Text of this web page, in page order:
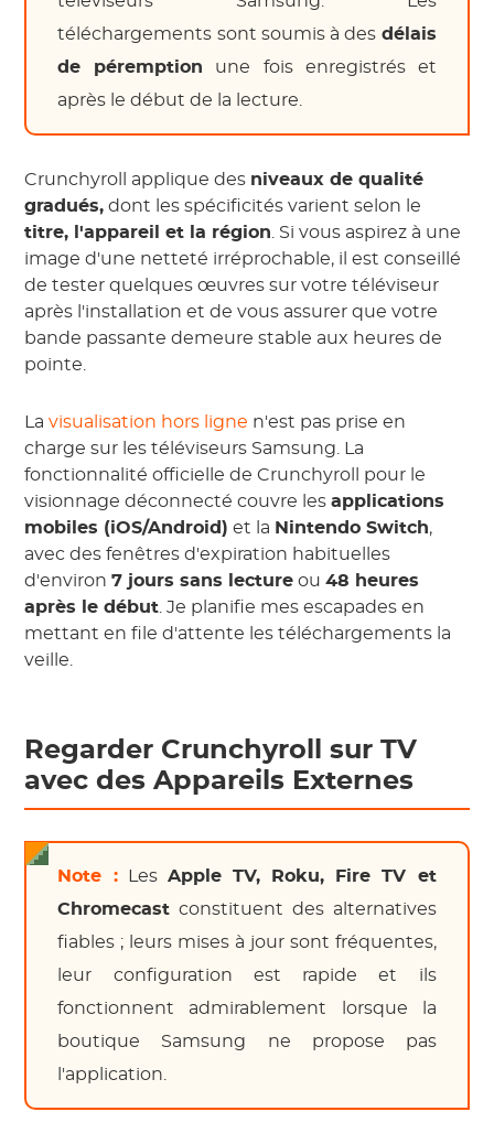
téléchargements sont soumis à des délais
de péremption une fois enregistrés et
après le début de la lecture.
Crunchyroll applique des niveaux de qualité
gradués, dont les spécificités varient selon le
titre, l'appareil et la région. Si vous aspirez à une
image d'une netteté irréprochable, il est conseillé
de tester quelques œuvres sur votre téléviseur
après l'installation et de vous assurer que votre
bande passante demeure stable aux heures de
pointe.
Lavisualisation hors ligne n'est pas prise en
charge sur les téléviseurs Samsung. La
fonctionnalité officielle de Crunchyroll pour le
visionnage déconnecté couvre lesapplications
mobiles (iOS/Android) et la Nintendo Switch,
avec des fenêtres d'expiration habituelles
d'environ7 jours sans lecture ou48 heures
après le début. Je planifie mes escapades en
mettant en file d'attente les téléchargements la
veille.
Regarder Crunchyroll sur TV
avec des Appareils Externes
Note :Les Apple TV, Roku, Fire TV et
Chromecast constituent des alternatives
fiables ; leurs mises à jour sont fréquentes,
leur configuration est rapide et ils
fonctionnent admirablement lorsque la
boutique Samsung ne propose pas
l'application.